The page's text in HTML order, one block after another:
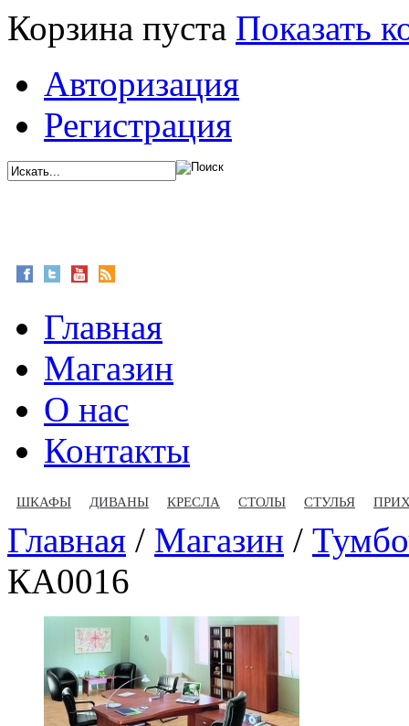
Корзина пуста Показать
Авторизация
Регистрация
Главная
Магазин
О нас
Контакты
ШКАФЫ ДИВАНЫ КРЕСЛА СТОЛЫ СТУЛЬЯ
Главная / Магазин /
КА0016